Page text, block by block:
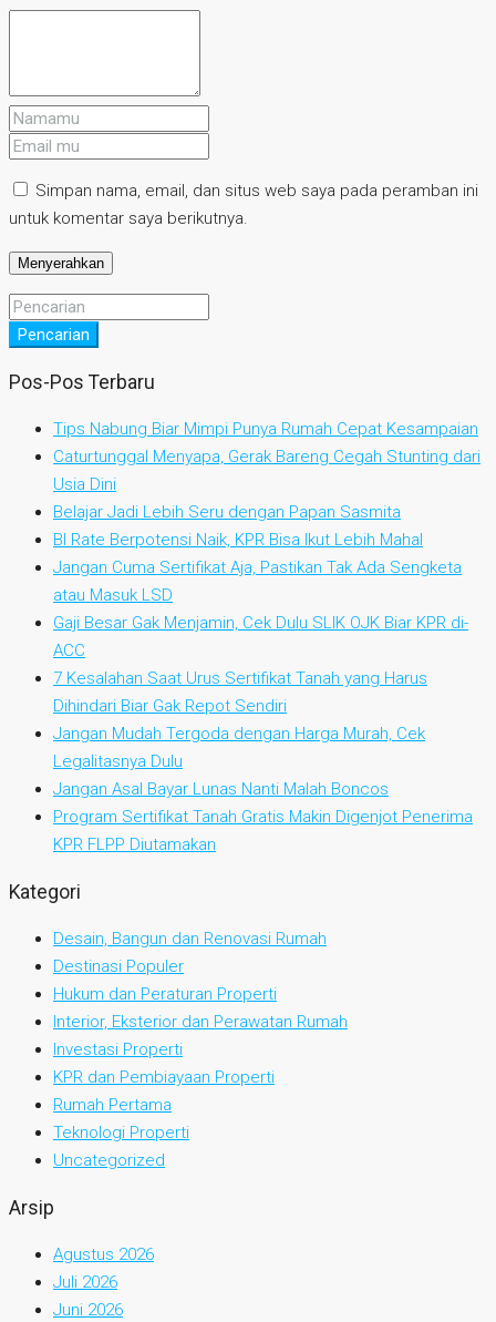
Simpan nama, email, dan situs web saya pada peramban ini
untuk komentar saya berikutnya.
Pencarian
Pos-Pos Terbaru
Tips Nabung Biar Mimpi Punya Rumah Cepat Kesampaian
Caturtunggal Menyapa, Gerak Bareng Cegah Stunting dari
Usia Dini
Belajar Jadi Lebih Seru dengan Papan Sasmita
BI Rate Berpotensi Naik, KPR Bisa Ikut Lebih Mahal
Jangan Cuma Sertifikat Aja, Pastikan Tak Ada Sengketa
atau Masuk LSD
Gaji Besar Gak Menjamin, Cek Dulu SLIK OJK Biar KPR di-
ACC
7 Kesalahan Saat Urus Sertifikat Tanah yang Harus
Dihindari Biar Gak Repot Sendiri
Jangan Mudah Tergoda dengan Harga Murah, Cek
Legalitasnya Dulu
Jangan Asal Bayar Lunas Nanti Malah Boncos
Program Sertifikat Tanah Gratis Makin Digenjot Penerima
KPR FLPP Diutamakan
Kategori
Desain, Bangun dan Renovasi Rumah
Destinasi Populer
Hukum dan Peraturan Properti
Interior, Eksterior dan Perawatan Rumah
Investasi Properti
KPR dan Pembiayaan Properti
Rumah Pertama
Teknologi Properti
Uncategorized
Arsip
Agustus 2026
Juli 2026
Juni 2026